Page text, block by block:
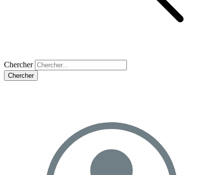
Chercher
Chercher